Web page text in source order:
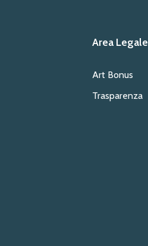
Area Legale
Art Bonus
Trasparenza